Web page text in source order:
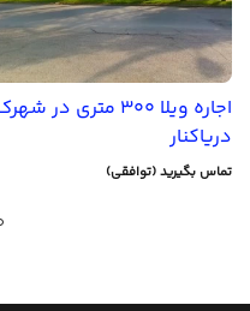
اجاره ویلا 300 متری در
دریاکنار
تماس بگیرید (توافقی)